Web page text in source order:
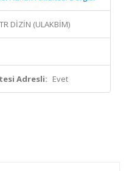
TR DİZİN (ULAKBİM)
Adresli: Evet